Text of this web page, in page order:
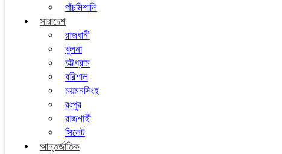
পাঁচমিশালি
সারাদেশ
রাজধানী
খুলনা
চট্টগ্রাম
বরিশাল
ময়মনসিংহ
রংপুর
রাজশাহী
সিলেট
আন্তর্জাতিক